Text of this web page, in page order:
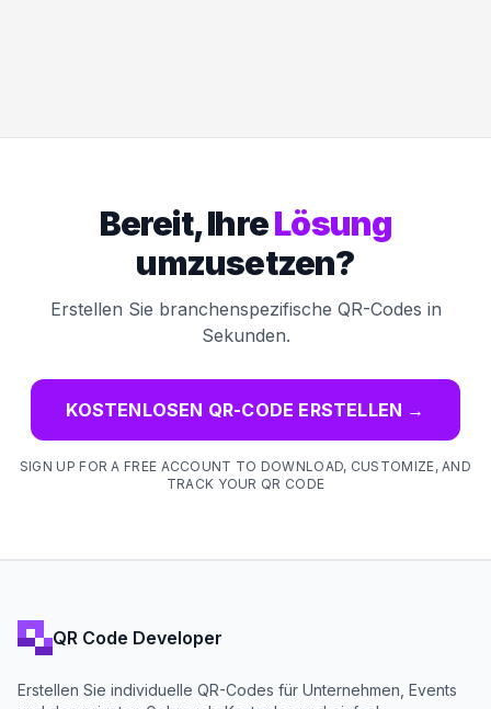
Bereit, IhreLösung
umzusetzen?
Erstellen Sie branchenspezifische QR-Codes in
Sekunden.
KOSTENLOSEN QR-CODE ERSTELLEN →
SIGN UP FOR A FREE ACCOUNT TO DOWNLOAD, CUSTOMIZE, AND
TRACK YOUR QR CODE
QR Code Developer
Erstellen Sie individuelle QR-Codes für Unternehmen, Events